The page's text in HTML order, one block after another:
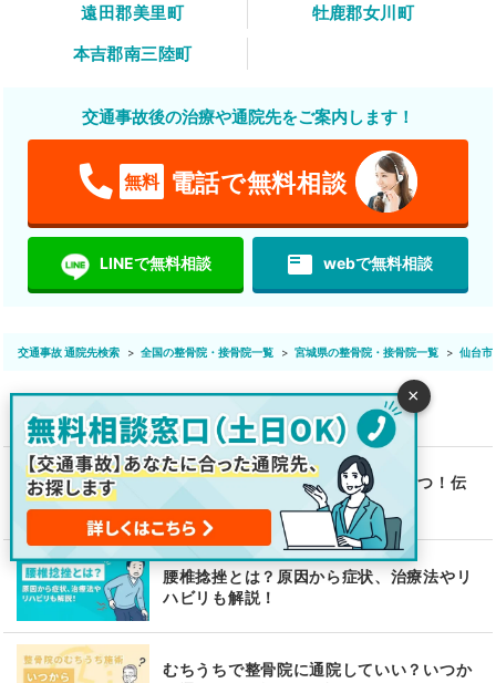
遠田郡美里町
牡鹿郡女川町
本吉郡南三陸町
交通事故後の治療や通院先をご案内します！
無料 電話で無料相談
LINEで無料相談 featured_play_list webで無料相談
交通事故 通院先検索 全国の整骨院・接骨院一覧 宮城県の整骨院・接骨院一覧 仙台市
よくわかる交通事故病院ガイド
むちうちの症状の伝え方ポイント4つ！伝
え方が重要な理由も解説
腰椎捻挫とは？原因から症状、治療法やリ
ハビリも解説！
むちうちで整骨院に通院していい？いつか
×